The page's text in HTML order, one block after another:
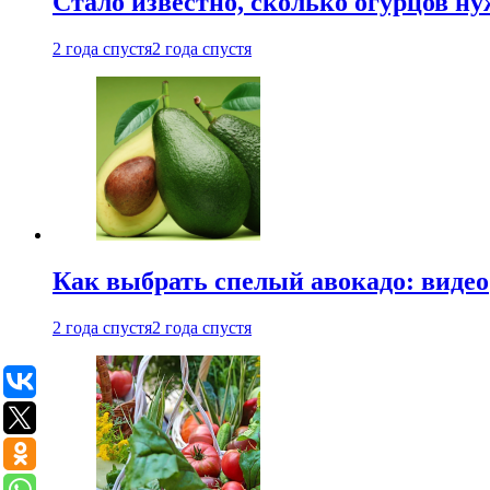
2 года спустя2 года спустя
Как выбрать спелый авокадо: видео
2 года спустя2 года спустя